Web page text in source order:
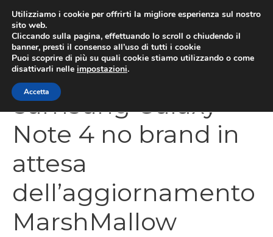
contenuto
Samsung Galaxy
Note 4 no brand in
attesa
dell’aggiornamento
MarshMallow
Utilizziamo i cookie per offrirti la migliore esperienza sul nostro
sito web.
Cliccando sulla pagina, effettuando lo scroll o chiudendo il
banner, presti il consenso all’uso di tutti i cookie
Puoi scoprire di più su quali cookie stiamo utilizzando o come
disattivarli nelle impostazioni.
Accetta